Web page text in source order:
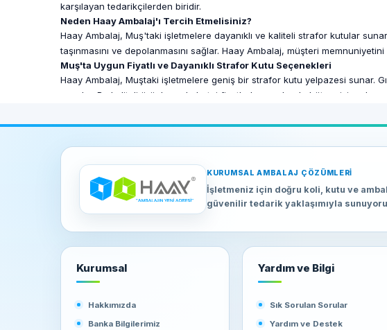
karşılayan tedarikçilerden biridir.
Neden Haay Ambalaj'ı Tercih Etmelisiniz?
Haay Ambalaj, Muş'taki işletmelere dayanıklı ve kaliteli strafor kutular
taşınmasını ve depolanmasını sağlar. Haay Ambalaj, müşteri
Muş'ta Uygun Fiyatlı ve Dayanıklı Strafor Kutu Seçenekleri
Haay Ambalaj, Muştaki işletmelere geniş bir strafor kutu yelpazesi sunar.
sunulur. Bu kaliteli ürünler, rekabetçi fiyatlarla sunularak, bütçenizi
Muştaki işletmeler için zamanında teslimat büyük önem taşır. Haay
Sonuç
Muş'ta strafor kutu ihtiyacınız için Haay Ambalaj, güvenilir ve kaliteli
Ambalaj, işletmenizin tüm ambalaj ihtiyaçlarını karşılayacak
KURUMSAL AMBALAJ ÇÖZÜMLERI
İşletmeniz için doğru koli, kutu ve
güvenilir tedarik yaklaşımıyla
Kurumsal
Hakkımızda
Banka Bilgilerimiz
Yardım ve Bilgi
Sık Sorulan Sorular
Yardım ve Destek